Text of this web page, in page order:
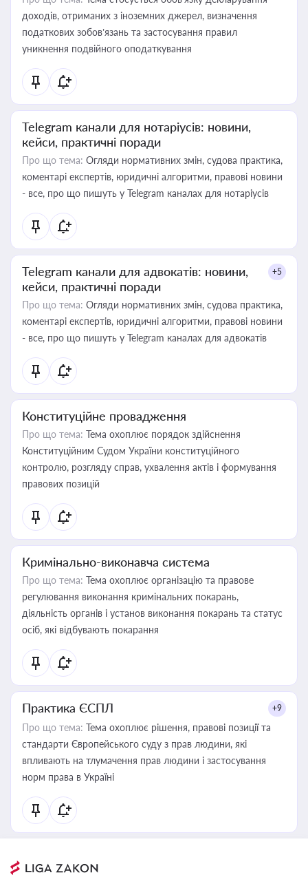
доходів, отриманих з іноземних джерел, визначення
податкових зобов’язань та застосування правил
уникнення подвійного оподаткування
Telegram канали для нотаріусів: новини,
кейси, практичні поради
Про що тема: Огляди нормативних змін, судова практика,
коментарі експертів, юридичні алгоритми, правові новини
- все, про що пишуть у Telegram каналах для нотаріусів
Telegram канали для адвокатів: новини,
кейси, практичні поради
+5
Про що тема: Огляди нормативних змін, судова практика,
коментарі експертів, юридичні алгоритми, правові новини
- все, про що пишуть у Telegram каналах для адвокатів
Конституційне провадження
Про що тема: Тема охоплює порядок здійснення
Конституційним Судом України конституційного
контролю, розгляду справ, ухвалення актів і формування
правових позицій
Кримінально-виконавча система
Про що тема: Тема охоплює організацію та правове
регулювання виконання кримінальних покарань,
діяльність органів і установ виконання покарань та статус
осіб, які відбувають покарання
Практика ЄСПЛ +9
Про що тема: Тема охоплює рішення, правові позиції та
стандарти Європейського суду з прав людини, які
впливають на тлумачення прав людини і застосування
норм права в Україні